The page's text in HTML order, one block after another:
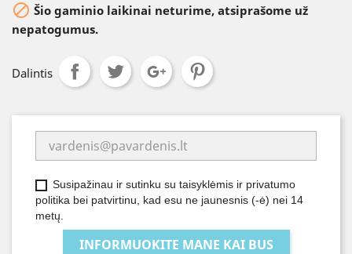
 Šio gaminio laikinai neturime, atsiprašome už
nepatogumus.
Dalintis
Susipažinau ir sutinku su taisyklėmis ir privatumo
politika bei patvirtinu, kad esu ne jaunesnis (-ė) nei 14
metų.
INFORMUOKITE MANE KAI BUS